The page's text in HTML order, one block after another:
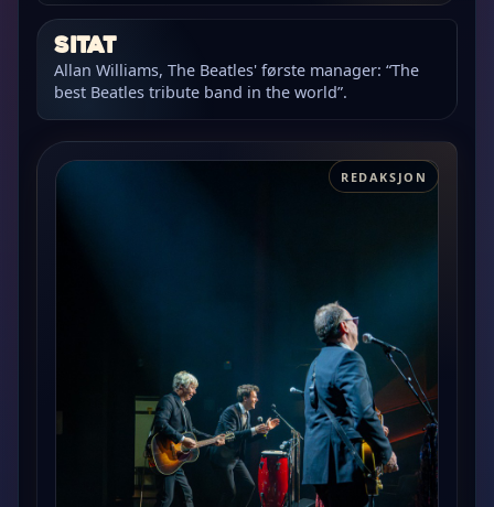
Sitat
Allan Williams, The Beatles' første manager: “The
best Beatles tribute band in the world”.